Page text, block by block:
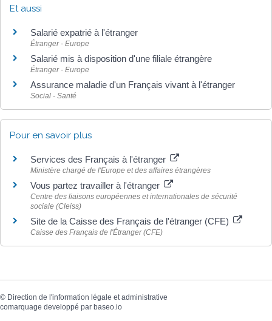
Et aussi
Salarié expatrié à l'étranger
Étranger - Europe
Salarié mis à disposition d'une filiale étrangère
Étranger - Europe
Assurance maladie d'un Français vivant à l'étranger
Social - Santé
Pour en savoir plus
Services des Français à l'étranger
Ministère chargé de l'Europe et des affaires étrangères
Vous partez travailler à l'étranger
Centre des liaisons européennes et internationales de sécurité
sociale (Cleiss)
Site de la Caisse des Français de l'étranger (CFE)
Caisse des Français de l'Étranger (CFE)
© Direction de l'information légale et administrative
comarquage developpé par baseo.io